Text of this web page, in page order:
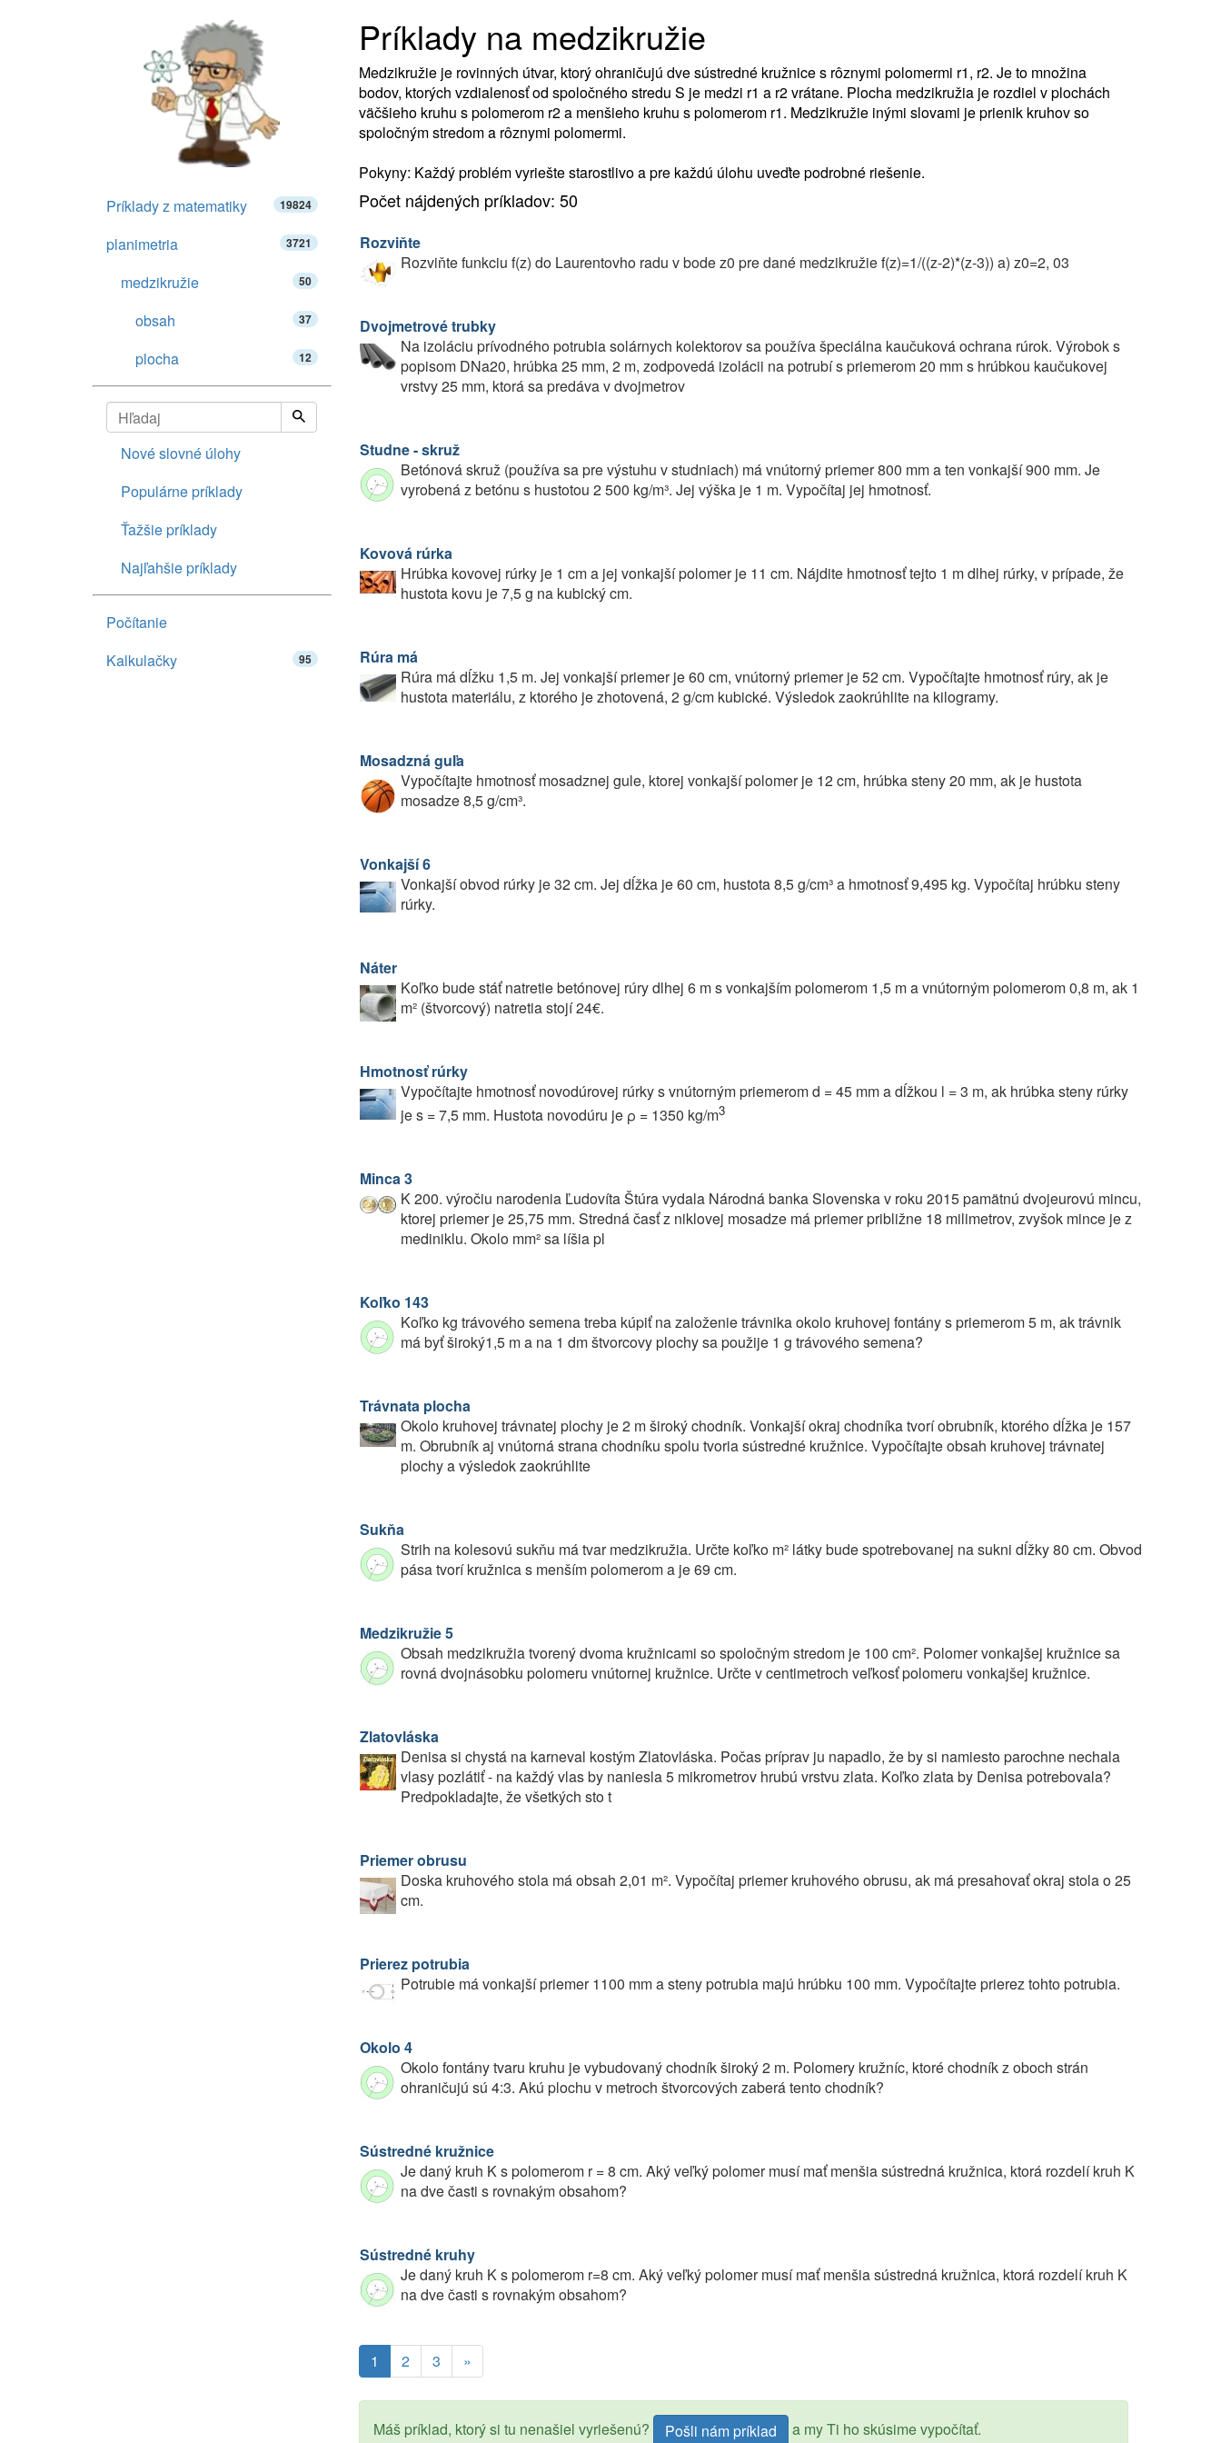
Príklady na medzikružie
Medzikružie je rovinných útvar, ktorý ohraničujú dve sústredné kružnice s rôznymi polomermi r1, r2. Je to množina
bodov, ktorých vzdialenosť od spoločného stredu S je medzi r1 a r2 vrátane. Plocha medzikružia je rozdiel v plochách
väčšieho kruhu s polomerom r2 a menšieho kruhu s polomerom r1. Medzikružie inými slovami je prienik kruhov so
spoločným stredom a rôznymi polomermi.
Pokyny: Každý problém vyriešte starostlivo a pre každú úlohu uveďte podrobné riešenie.
Počet nájdených príkladov: 50
Rozviňte
Rozviňte funkciu f(z) do Laurentovho radu v bode z0 pre dané medzikružie f(z)=1/((z-2)*(z-3)) a) z0=2, 03
Dvojmetrové trubky
Na izoláciu prívodného potrubia solárnych kolektorov sa používa špeciálna kaučuková ochrana rúrok. Výrobok s
popisom DNa20, hrúbka 25 mm, 2 m, zodpovedá izolácii na potrubí s priemerom 20 mm s hrúbkou kaučukovej
vrstvy 25 mm, ktorá sa predáva v dvojmetrov
Studne - skruž
Betónová skruž (používa sa pre výstuhu v studniach) má vnútorný priemer 800 mm a ten vonkajší 900 mm. Je
vyrobená z betónu s hustotou 2 500 kg/m³. Jej výška je 1 m. Vypočítaj jej hmotnosť.
Kovová rúrka
Hrúbka kovovej rúrky je 1 cm a jej vonkajší polomer je 11 cm. Nájdite hmotnosť tejto 1 m dlhej rúrky, v prípade, že
hustota kovu je 7,5 g na kubický cm.
Rúra má
Rúra má dĺžku 1,5 m. Jej vonkajší priemer je 60 cm, vnútorný priemer je 52 cm. Vypočítajte hmotnosť rúry, ak je
hustota materiálu, z ktorého je zhotovená, 2 g/cm kubické. Výsledok zaokrúhlite na kilogramy.
Mosadzná guľa
Vypočítajte hmotnosť mosadznej gule, ktorej vonkajší polomer je 12 cm, hrúbka steny 20 mm, ak je hustota
mosadze 8,5 g/cm³.
Vonkajší 6
Vonkajší obvod rúrky je 32 cm. Jej dĺžka je 60 cm, hustota 8,5 g/cm³ a hmotnosť 9,495 kg. Vypočítaj hrúbku steny
rúrky.
Náter
Koľko bude stáť natretie betónovej rúry dlhej 6 m s vonkajším polomerom 1,5 m a vnútorným polomerom 0,8 m, ak 1
m² (štvorcový) natretia stojí 24€.
Hmotnosť rúrky
Vypočítajte hmotnosť novodúrovej rúrky s vnútorným priemerom d = 45 mm a dĺžkou l = 3 m, ak hrúbka steny rúrky
je s = 7,5 mm. Hustota novodúru je ρ = 1350 kg/m3
Minca 3
K 200. výročiu narodenia Ľudovíta Štúra vydala Národná banka Slovenska v roku 2015 pamätnú dvojeurovú mincu,
ktorej priemer je 25,75 mm. Stredná časť z niklovej mosadze má priemer približne 18 milimetrov, zvyšok mince je z
mediniklu. Okolo mm² sa líšia pl
Koľko 143
Koľko kg trávového semena treba kúpiť na založenie trávnika okolo kruhovej fontány s priemerom 5 m, ak trávnik
má byť široký1,5 m a na 1 dm štvorcovy plochy sa použije 1 g trávového semena?
Trávnata plocha
Okolo kruhovej trávnatej plochy je 2 m široký chodník. Vonkajší okraj chodníka tvorí obrubník, ktorého dĺžka je 157
m. Obrubník aj vnútorná strana chodníku spolu tvoria sústredné kružnice. Vypočítajte obsah kruhovej trávnatej
plochy a výsledok zaokrúhlite
Sukňa
Strih na kolesovú sukňu má tvar medzikružia. Určte koľko m² látky bude spotrebovanej na sukni dĺžky 80 cm. Obvod
pása tvorí kružnica s menším polomerom a je 69 cm.
Medzikružie 5
Obsah medzikružia tvorený dvoma kružnicami so spoločným stredom je 100 cm². Polomer vonkajšej kružnice sa
rovná dvojnásobku polomeru vnútornej kružnice. Určte v centimetroch veľkosť polomeru vonkajšej kružnice.
Zlatovláska
Denisa si chystá na karneval kostým Zlatovláska. Počas príprav ju napadlo, že by si namiesto parochne nechala
vlasy pozlátiť - na každý vlas by naniesla 5 mikrometrov hrubú vrstvu zlata. Koľko zlata by Denisa potrebovala?
Predpokladajte, že všetkých sto t
Priemer obrusu
Doska kruhového stola má obsah 2,01 m². Vypočítaj priemer kruhového obrusu, ak má presahovať okraj stola o 25
cm.
Prierez potrubia
Potrubie má vonkajší priemer 1100 mm a steny potrubia majú hrúbku 100 mm. Vypočítajte prierez tohto potrubia.
Okolo 4
Okolo fontány tvaru kruhu je vybudovaný chodník široký 2 m. Polomery kružníc, ktoré chodník z oboch strán
ohraničujú sú 4:3. Akú plochu v metroch štvorcových zaberá tento chodník?
Sústredné kružnice
Je daný kruh K s polomerom r = 8 cm. Aký veľký polomer musí mať menšia sústredná kružnica, ktorá rozdelí kruh K
na dve časti s rovnakým obsahom?
Sústredné kruhy
Je daný kruh K s polomerom r=8 cm. Aký veľký polomer musí mať menšia sústredná kružnica, ktorá rozdelí kruh K
na dve časti s rovnakým obsahom?
1 2 3 »
Máš príklad, ktorý si tu nenašiel vyriešenú? Pošli nám príklad a my Ti ho skúsime vypočítať.
Príklady z matematiky 19824
planimetria 3721
medzikružie 50
obsah 37
plocha 12
Nové slovné úlohy
Populárne príklady
Ťažšie príklady
Najľahšie príklady
Počítanie
Kalkulačky
95